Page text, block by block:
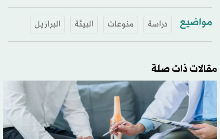
مواضيع دراسة منوعات البيئة البرازيل
مقالات ذات صلة